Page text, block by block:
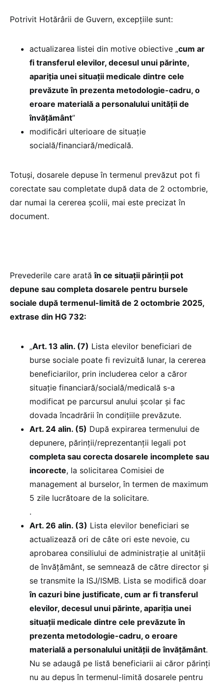
Potrivit Hotărârii de Guvern, excepțiile sunt:
actualizarea listei din motive obiective „cum ar
fi transferul elevilor, decesul unui părinte,
apariția unei situații medicale dintre cele
prevăzute în prezenta metodologie-cadru, o
eroare materială a personalului unității de
învățământ”
modificări ulterioare de situație
socială/financiară/medicală.
Totuși, dosarele depuse în termenul prevăzut pot fi
corectate sau completate după data de 2 octombrie,
dar numai la cererea școlii, mai este precizat în
document.
Prevederile care aratăîn ce situații părinții pot
depune sau completa dosarele pentru bursele
sociale după termenul-limită de 2 octombrie 2025,
extrase din HG 732:
„Art. 13 alin. (7) Lista elevilor beneficiari de
burse sociale poate fi revizuită lunar, la cererea
beneficiarilor, prin includerea celor a căror
situație financiară/socială/medicală s-a
modificat pe parcursul anului școlar și fac
dovada încadrării în condițiile prevăzute.
Art. 24 alin. (5) După expirarea termenului de
depunere, părinții/reprezentanții legali pot
completa sau corecta dosarele incomplete sau
incorecte, la solicitarea Comisiei de
management al burselor, în termen de maximum
5 zile lucrătoare de la solicitare.
.
Art. 26 alin. (3) Lista elevilor beneficiari se
actualizează ori de câte ori este nevoie, cu
aprobarea consiliului de administrație al unității
de învățământ, se semnează de către director și
se transmite la ISJ/ISMB. Lista se modifică doar
în cazuri bine justificate, cum ar fi transferul
elevilor, decesul unui părinte, apariția unei
situații medicale dintre cele prevăzute în
prezenta metodologie-cadru, o eroare
materială a personalului unității de învățământ.
Nu se adaugă pe listă beneficiarii ai căror părinți
nu au depus în termenul-limită dosarele pentru